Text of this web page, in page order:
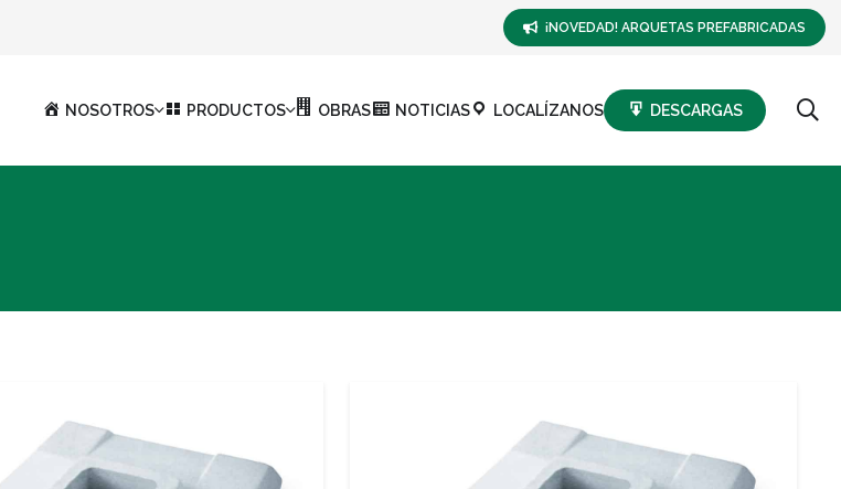
¡NOVEDAD! ARQUETAS PREFABRICADAS
NOSOTROS PRODUCTOS OBRAS NOTICIAS LOCALÍZANOS DESCARGAS